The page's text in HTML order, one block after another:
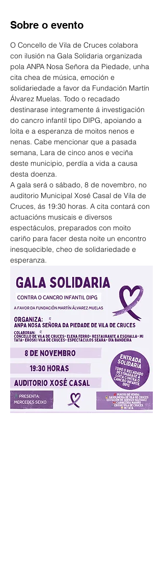
Sobre o evento
O Concello de Vila de Cruces colabora
con ilusión na Gala Solidaria organizada
pola ANPA Nosa Señora da Piedade, unha
cita chea de música, emoción e
solidariedade a favor da Fundación Martín
Álvarez Muelas. Todo o recadado
destinarase integramente á investigación
do cancro infantil tipo DIPG, apoiando a
loita e a esperanza de moitos nenos e
nenas. Cabe mencionar que a pasada
semana, Lara de cinco anos e veciña
deste municipio, perdía a vida a causa
desta doenza.
A gala será o sábado, 8 de novembro, no
auditorio Municipal Xosé Casal de Vila de
Cruces, ás 19:30 horas. A cita contará con
actuacións musicais e diversos
espectáculos, preparados con moito
cariño para facer desta noite un encontro
inesquecible, cheo de solidariedade e
esperanza.